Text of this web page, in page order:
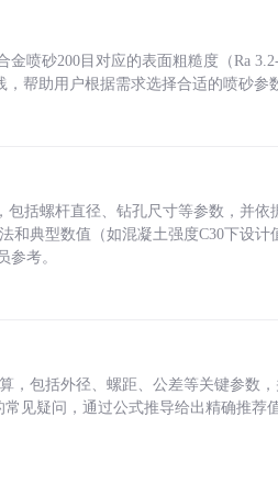
喷砂200目对应的表面粗糙度（Ra
帮助用户根据需求选择合适的喷砂参
括螺杆直径、钻孔尺寸等参数，并依
和典型数值（如混凝土强度C30下设计
参考。
，包括外径、螺距、公差等关键参数
常见疑问，通过公式推导给出精确推荐